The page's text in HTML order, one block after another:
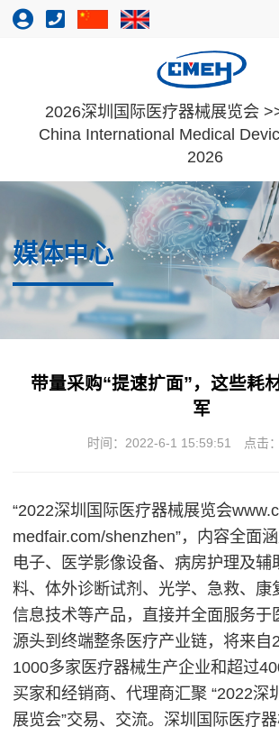
2026深圳国际医疗器械展览会
China International Medical
2026
媒体中心
带量采购“提速扩面”，这些耗
军
时间：2022-6-1 15:59:51 点击：
“2022深圳国际医疗器械展览会
medfair.com/shenzhen”，内容全面
电子、医学影像设备、病房护理及辅
料、体外诊断试剂、光学、急救、康
信息技术等产品，直接并全面服务于
源头到终端整条医疗产业链，将来自
1000多家医疗器械生产企业和超过
买家和经销商、代理商汇聚 “2022深
展览会”交易、交流。深圳国际医疗